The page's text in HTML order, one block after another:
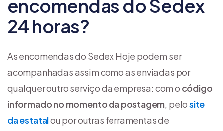
encomendas do Sedex
24 horas?
As encomendas do Sedex Hoje podem ser
acompanhadas assim como as enviadas por
qualquer outro serviço da empresa: com o código
informado no momento da postagem, pelosite
da estatalou por outras ferramentas de